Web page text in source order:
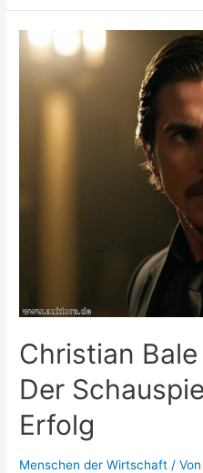
Geschäftsfrau
Christian
Der
Erfolg
Menschen der Wirtschaft /